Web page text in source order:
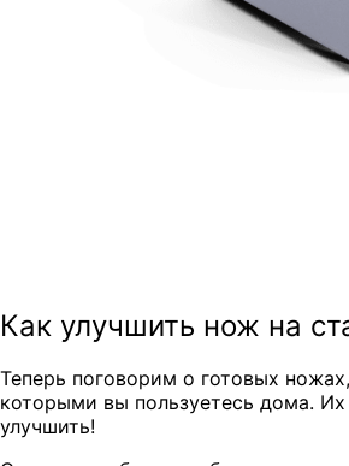
Как улучшить нож на
Теперь поговорим о готовых
которыми вы пользуетесь дома.
улучшить!